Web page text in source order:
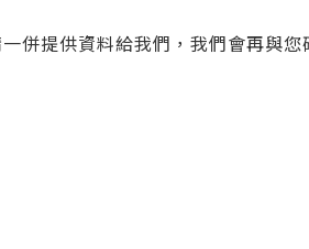
併提供資料給我們，我們會再與您